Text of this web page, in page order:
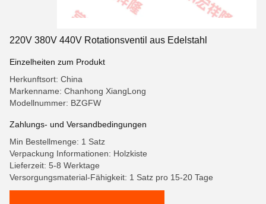
220V 380V 440V Rotationsventil aus Edelstahl
Einzelheiten zum Produkt
Herkunftsort: China
Markenname: Chanhong XiangLong
Modellnummer: BZGFW
Zahlungs- und Versandbedingungen
Min Bestellmenge: 1 Satz
Verpackung Informationen: Holzkiste
Lieferzeit: 5-8 Werktage
Versorgungsmaterial-Fähigkeit: 1 Satz pro 15-20 Tage